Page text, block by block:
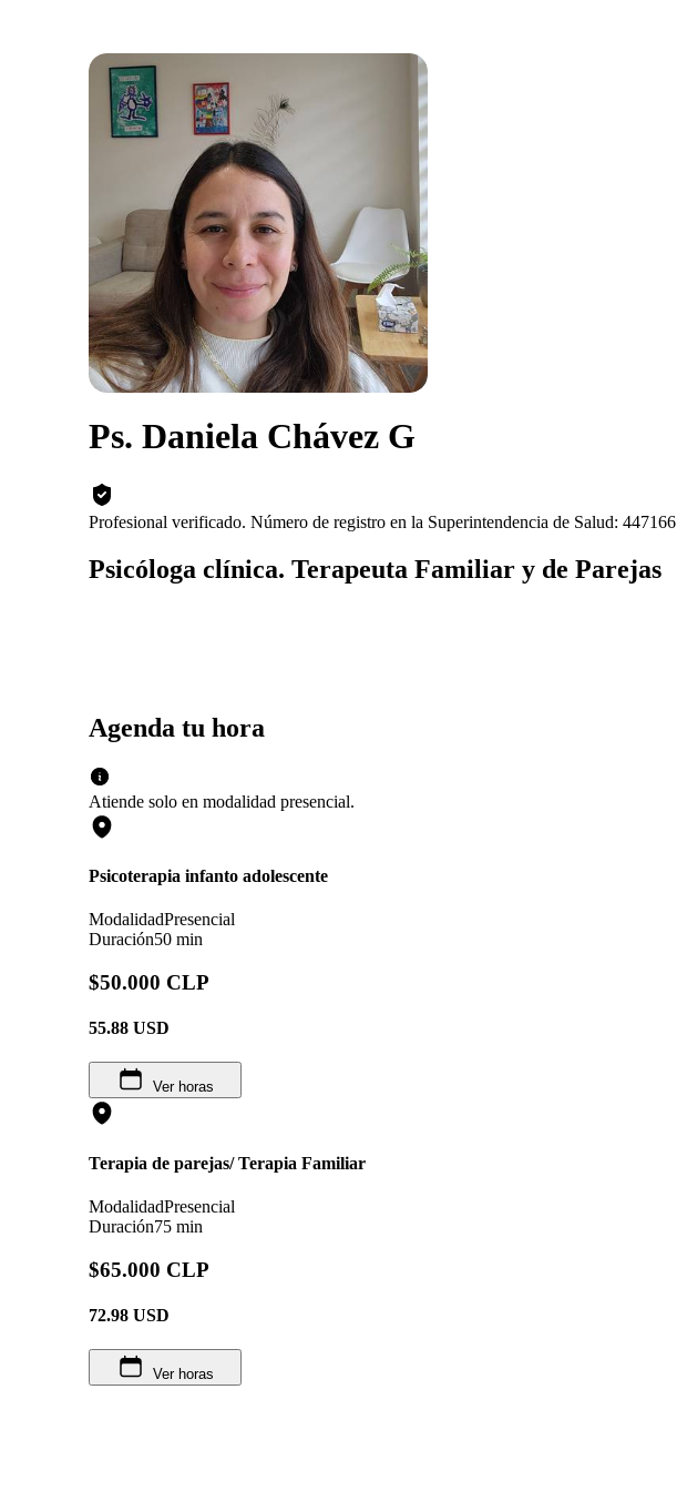
Ps. Daniela Chávez G
Profesional verificado. Número de registro en la Superintendencia de Salud: 447166
Psicóloga clínica. Terapeuta Familiar y de Parejas
Agenda tu hora
Atiende solo en modalidad presencial.
Psicoterapia infanto adolescente
ModalidadPresencial
Duración50 min
$50.000 CLP
55.88 USD
Ver horas
Terapia de parejas/ Terapia Familiar
ModalidadPresencial
Duración75 min
$65.000 CLP
72.98 USD
Ver horas